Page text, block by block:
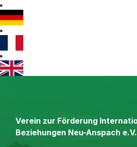
Verein zur Förderung
Beziehungen Neu-Anspach e.V.